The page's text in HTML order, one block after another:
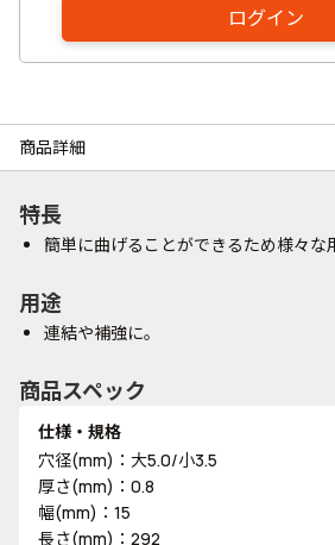
ログイン
商品詳細
特長
簡単に曲げることができるため様々な
用途
連結や補強に。
商品スペック
仕様・規格
穴径(mm)：大5.0/小3.5
厚さ(mm)：0.8
幅(mm)：15
長さ(mm)：292